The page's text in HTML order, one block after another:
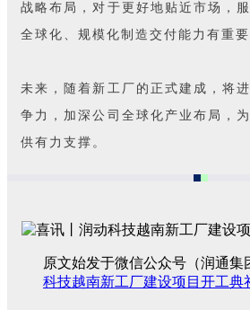
战略布局，对于更好地贴近市场，
全球化、规模化制造交付能力有重要
未来，随着新工厂的正式建成，将
争力，加深公司全球化产业布局，
供有力支撑。
原文始发于微信公众号（润通集
科技越南新工厂建设项目开工典